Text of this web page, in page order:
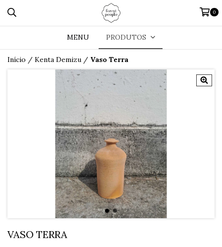
0
MENU PRODUTOS
Início / Kenta Demizu / Vaso Terra
VASO TERRA